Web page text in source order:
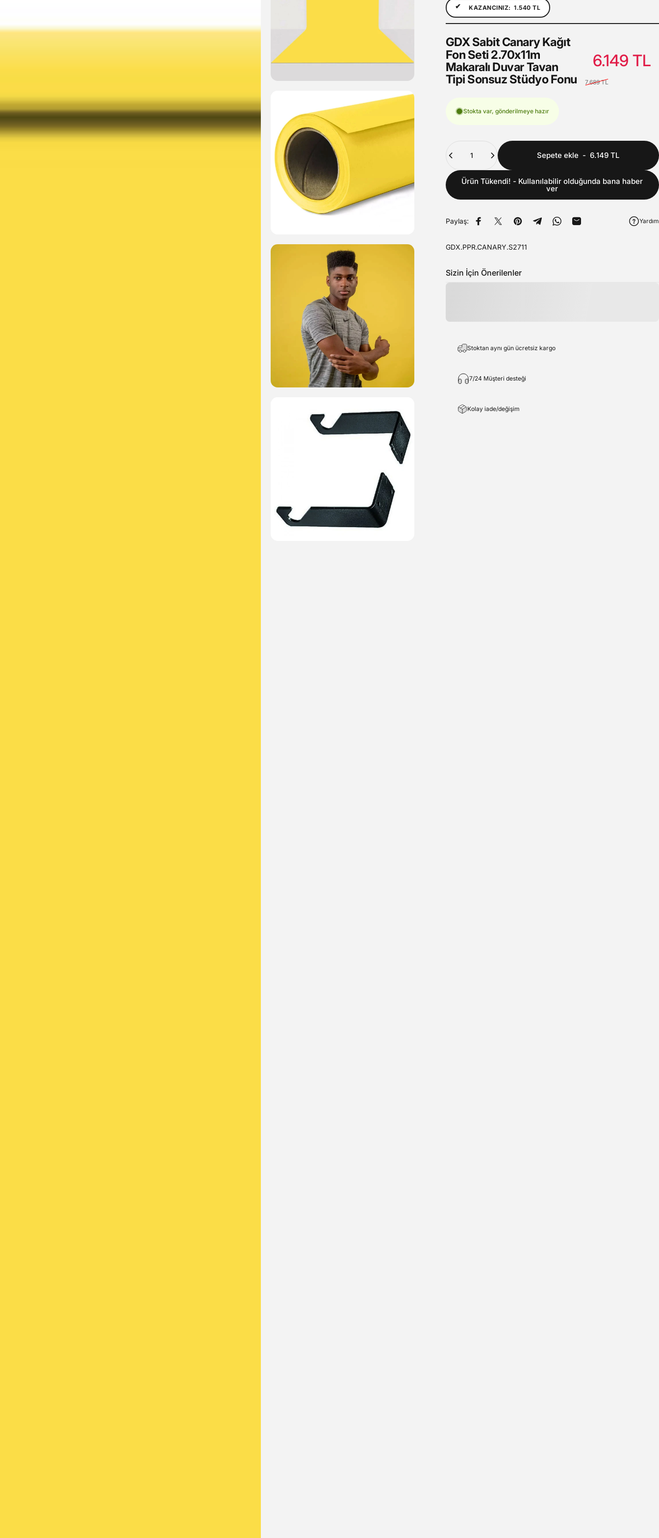
✔ KAZANCINIZ: 1.540 TL
GDXSabitCanary Kağıt
Fon Seti 2.70x11m
Makaralı DuvarTavan
Tipi Sonsuz Stüdyo Fonu
6.149 TL
7.689 TL
Stokta var, gönderilmeye hazır
Sepete ekle- 6.149 TL
Ürün Tükendi! - Kullanılabilir olduğunda bana haber
ver
Paylaş: Facebook'ta Paylaş
Twitter'da tweet at
Pinterest'teki Pin
Telegram'da Paylaş
WhatsApp'ta paylaş
E-posta ile paylaş Yardım
GDX.PPR.CANARY.S2711
Sizin İçin Önerilenler
Stoktan aynı gün ücretsiz kargo
7/24 Müşteri desteği
Kolay iade/değişim